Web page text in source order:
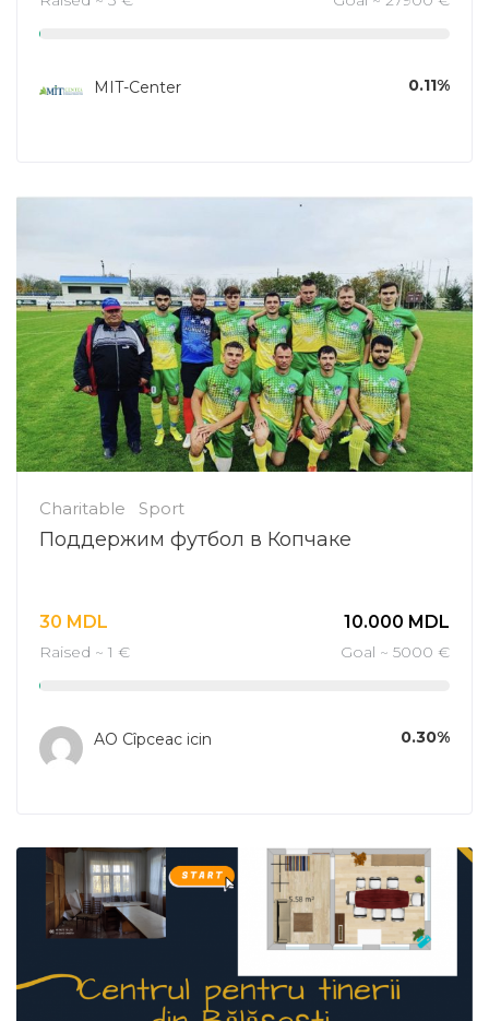
MIT-Center 0.11%
Charitable Sport
Поддержим футбол в Копчаке
30 MDL
Raised ~ 1 €
10.000 MDL
Goal ~ 5000 €
AO Cîpceac icin 0.30%